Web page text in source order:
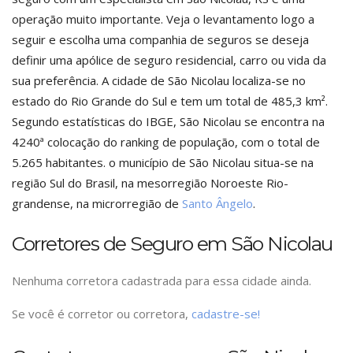
operação muito importante. Veja o levantamento logo a
seguir e escolha uma companhia de seguros se deseja
definir uma apólice de seguro residencial, carro ou vida da
sua preferência. A cidade de São Nicolau localiza-se no
estado do Rio Grande do Sul e tem um total de 485,3 km².
Segundo estatísticas do IBGE, São Nicolau se encontra na
4240ª colocação do ranking de população, com o total de
5.265 habitantes. o município de São Nicolau situa-se na
região Sul do Brasil, na mesorregião Noroeste Rio-
grandense, na microrregião de Santo Ângelo.
Corretores de Seguro em São Nicolau
Nenhuma corretora cadastrada para essa cidade ainda.
Se você é corretor ou corretora, cadastre-se!